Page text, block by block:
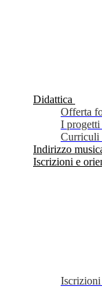
Didattica
Offerta
I progetti
Curriculi
Indirizzo
Iscrizioni e
Iscrizioni